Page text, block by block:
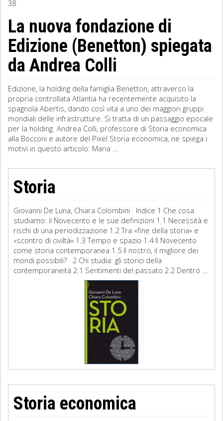
Sociologia
Filosofia
Storia
Matematica
Diritto
38
La nuova fondazione di
Edizione (Benetton) spiegata
da Andrea Colli
Edizione, la holding della famiglia Benetton, attraverso la
propria controllata Atlantia ha recentemente acquisito la
spagnola Abertis, dando così vita a uno dei maggiori gruppi
mondiali delle infrastrutture. Si tratta di un passaggio epocale
per la holding. Andrea Colli, professore di Storia economica
alla Bocconi e autore del Pixel Storia economica, ne spiega i
motivi in questo articolo: Maria ...
Storia
Giovanni De Luna, Chiara Colombini Indice 1 Che cosa
studiamo: il Novecento e le sue definizioni 1.1 Necessità e
rischi di una periodizzazione 1.2 Tra «fine della storia» e
«scontro di civiltà» 1.3 Tempo e spazio 1.4 Il Novecento
come storia contemporanea 1.5 Il nostro, il migliore dei
mondi possibili? 2 Chi studia: gli storici della
contemporaneità 2.1 Sentimenti del passato 2.2 Dentro ...
Storia economica